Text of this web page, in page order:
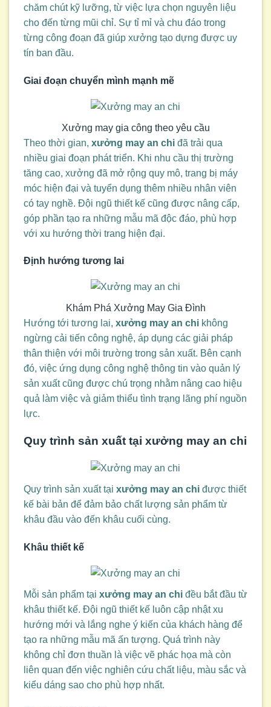
chăm chút kỹ lưỡng, từ việc lựa chọn nguyên liệu
cho đến từng mũi chỉ. Sự tỉ mỉ và chu đáo trong
từng công đoạn đã giúp xưởng tạo dựng được uy
tín ban đầu.
Giai đoạn chuyển mình mạnh mẽ
Xưởng may gia công theo yêu cầu
Theo thời gian, xưởng may an chi đã trải qua
nhiều giai đoạn phát triển. Khi nhu cầu thị trường
tăng cao, xưởng đã mở rộng quy mô, trang bị máy
móc hiện đại và tuyển dụng thêm nhiều nhân viên
có tay nghề. Đội ngũ thiết kế cũng được nâng cấp,
góp phần tạo ra những mẫu mã độc đáo, phù hợp
với xu hướng thời trang hiện đại.
Định hướng tương lai
Khám Phá Xưởng May Gia Đình
Hướng tới tương lai, xưởng may an chi không
ngừng cải tiến công nghệ, áp dụng các giải pháp
thân thiện với môi trường trong sản xuất. Bên cạnh
đó, việc ứng dụng công nghệ thông tin vào quản lý
sản xuất cũng được chú trọng nhằm nâng cao hiệu
quả làm việc và giảm thiểu tình trạng lãng phí nguồn
lực.
Quy trình sản xuất tại xưởng may an chi
Quy trình sản xuất tại xưởng may an chi được thiết
kế bài bản để đảm bảo chất lượng sản phẩm từ
khâu đầu vào đến khâu cuối cùng.
Khâu thiết kế
Mỗi sản phẩm tại xưởng may an chi đều bắt đầu từ
khâu thiết kế. Đội ngũ thiết kế luôn cập nhật xu
hướng mới và lắng nghe ý kiến của khách hàng để
tạo ra những mẫu mã ấn tượng. Quá trình này
không chỉ đơn thuần là việc vẽ phác họa mà còn
liên quan đến việc nghiên cứu chất liệu, màu sắc và
kiểu dáng sao cho phù hợp nhất.